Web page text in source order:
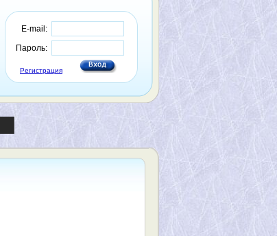
E-mail:
Пароль:
Регистрация